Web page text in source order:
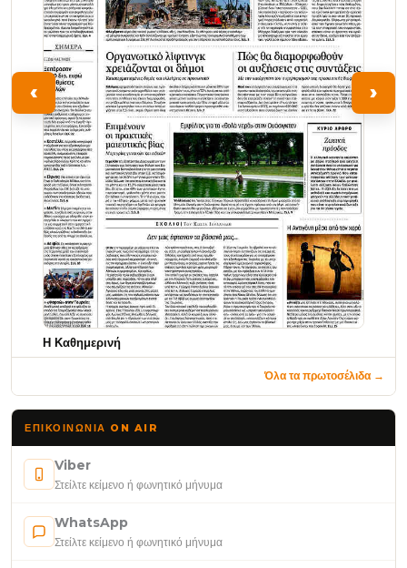
‹
Η Καθημερινή
›
Όλα τα πρωτοσέλιδα →
ΕΠΙΚΟΙΝΩΝΊΑ ON AIR
Viber
Στείλτε κείμενο ή φωνητικό μήνυμα
WhatsApp
Στείλτε κείμενο ή φωνητικό μήνυμα